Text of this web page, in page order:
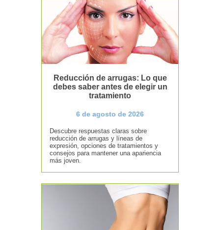
Reducción de arrugas: Lo que
debes saber antes de elegir un
tratamiento
6 de agosto de 2026
Descubre respuestas claras sobre
reducción de arrugas y líneas de
expresión, opciones de tratamientos y
consejos para mantener una apariencia
más joven.